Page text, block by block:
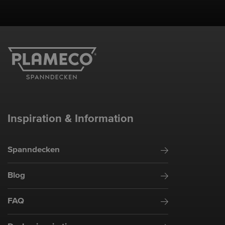
Inspiration & Information
Spanndecken
Blog
FAQ